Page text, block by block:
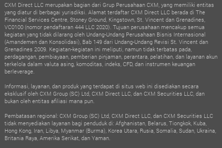
CXM Direct LLC merupakan bagian dari Grup Perusahaan CXM, yang memiliki entitas
yang diatur di berbagai yurisdiksi. Alamat terdaftar CXM Direct LLC berada di The
Financial Services Centre, Stoney Ground, Kingstown, St. Vincent dan Grenadines,
VC0100 (nomor pendaftaran 444 LLC 2020). Tujuan perusahaan mencakup semua
kegiatan yang tidak dilarang oleh Undang-Undang Perusahaan Bisnis Internasional
(Amandemen dan Konsolidasi), Bab 149 dari Undang-Undang Revisi St. Vincent dan
Grenadines 2009. Kegiatan-kegiatan ini meliputi, namun tidak terbatas pada,
perdagangan, pembiayaan, pemberian pinjaman, perantara, pelatihan, dan layanan akun
terkelola dalam valuta asing, komoditas, indeks, CFD, dan instrumen keuangan
berleverage.
Informasi, layanan, dan produk yang terdapat di situs web ini disediakan secara
eksklusif oleh CXM Group (SC) Ltd, CXM Direct LLC, dan CXM Securities LLC, dan
bukan oleh entitas afiliasi mana pun.
Pembatasan regional: CXM Group (SC) Ltd, CXM Direct LLC, dan CXM Securities LLC
tidak menyediakan layanan bagi penduduk di: Afghanistan, Belarus, Tiongkok, Kuba,
Hong Kong, Iran, Libya, Myanmar (Burma), Korea Utara, Rusia, Somalia, Sudan, Ukraina,
Britania Raya, Amerika Serikat, dan Yaman.